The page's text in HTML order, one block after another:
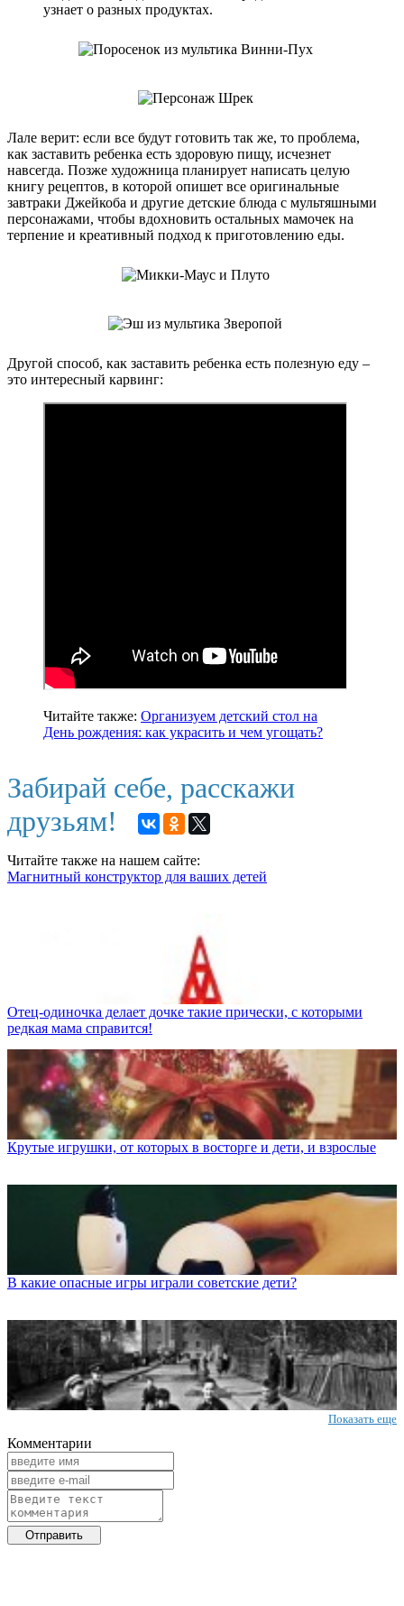
узнает о разных продуктах.
Лале верит: если все будут готовить так же, то проблема,
как заставить ребенка есть здоровую пищу, исчезнет
навсегда. Позже художница планирует написать целую
книгу рецептов, в которой опишет все оригинальные
завтраки Джейкоба и другие детские блюда с мультяшными
персонажами, чтобы вдохновить остальных мамочек на
терпение и креативный подход к приготовлению еды.
Другой способ, как заставить ребенка есть полезную еду –
это интересный карвинг:
Читайте также: Организуем детский стол на
День рождения: как украсить и чем угощать?
Забирай себе, расскажи
друзьям!
Читайте также на нашем сайте:
Магнитный конструктор для ваших детей
Отец-одиночка делает дочке такие прически, с которыми
редкая мама справится!
Крутые игрушки, от которых в восторге и дети, и взрослые
В какие опасные игры играли советские дети?
Показать еще
Комментарии